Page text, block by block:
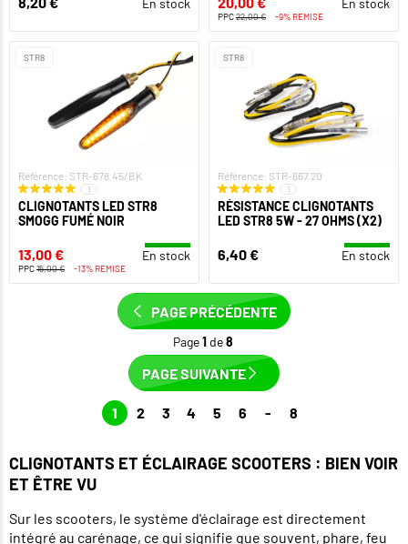
En stock En stock
PPC22,00 € -9% REMISE
STR8
Référence: STR-678.45/BK
1
CLIGNOTANTS LED STR8
SMOGG FUMÉ NOIR
13,00 € En stock
PPC15,00 € -13% REMISE
STR8
Référence: STR-667.20
1
RÉSISTANCE CLIGNOTANTS
LED STR8 5W - 27 OHMS (X2)
6,40 € En stock
PAGE PRÉCÉDENTE
Page 1 de 8
PAGE SUIVANTE
1 2 3 4 5 6 - 8
CLIGNOTANTS ET ÉCLAIRAGE SCOOTERS : BIEN VOIR
ET ÊTRE VU
Sur les scooters, le système d'éclairage est directement
intégré au carénage, ce qui signifie que souvent, phare, feu